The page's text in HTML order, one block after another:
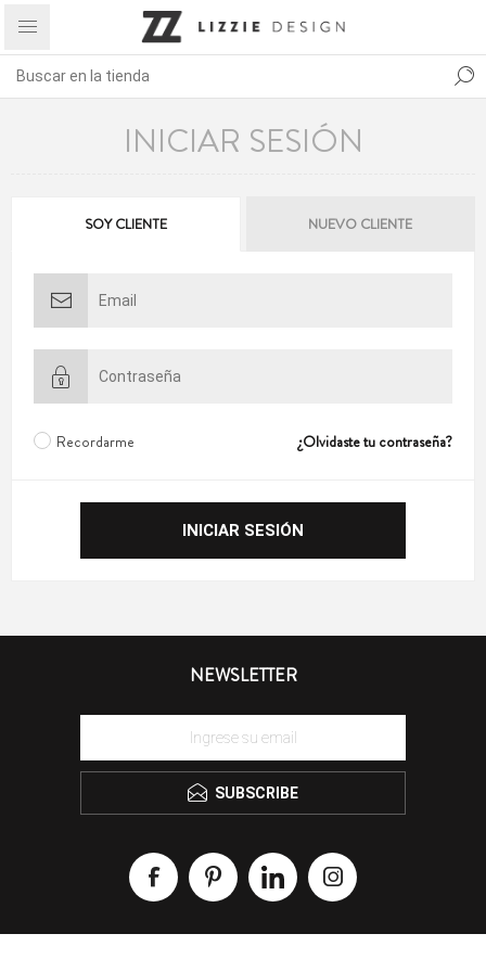
INICIAR SESIÓN
SOY CLIENTE NUEVO CLIENTE
Recordarme ¿Olvidaste tu contraseña?
NEWSLETTER
SUBSCRIBE